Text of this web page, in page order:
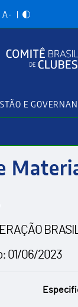
A-
E
01/06/2023